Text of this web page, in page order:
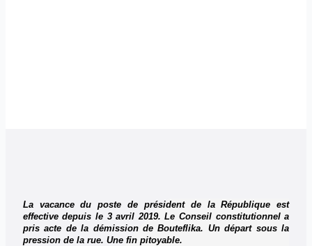
La vacance du poste de président de la République est
effective depuis le 3 avril 2019. Le Conseil constitutionnel a
pris acte de la démission de Bouteflika. Un départ sous la
pression de la rue. Une fin pitoyable.